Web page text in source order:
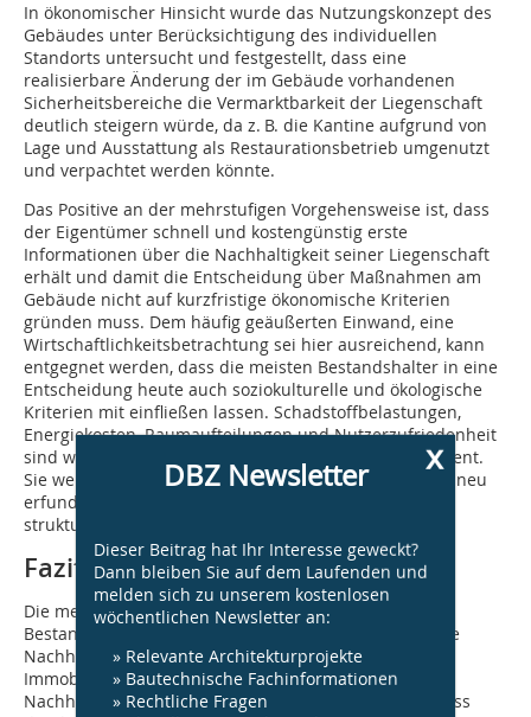
In ökonomischer Hinsicht wurde das Nutzungskonzept des
Gebäudes unter Berücksichtigung des individuellen
Standorts untersucht und festgestellt, dass eine
realisierbare Änderung der im Gebäude vorhandenen
Sicherheitsbereiche die Vermarktbarkeit der Liegenschaft
deutlich steigern würde, da z. B. die Kantine aufgrund von
Lage und Ausstattung als Restaurationsbetrieb umgenutzt
und verpachtet werden könnte.
Das Positive an der mehrstufigen Vorgehensweise ist, dass
der Eigentümer schnell und kostengünstig erste
Informationen über die Nachhaltigkeit seiner Liegenschaft
erhält und damit die Entscheidung über Maßnahmen am
Gebäude nicht auf kurzfristige ökonomische Kriterien
gründen muss. Dem häufig geäußer­ten Einwand, eine
Wirtschaftlichkeitsbetrachtung sei hier ausreichend, kann
entgegnet werden, dass die meisten Bestandshalter in eine
Entscheidung heute auch soziokulturelle und ökologische
Kriterien mit einfließen lassen. Schadstoffbelastungen,
Energiekosten, Raumaufteilungen und Nutzerzufriedenheit
sind wesentliche Indikatoren im Immobilienmanagement.
Sie werden durch den Nachhal­tigkeitsgedanken nicht neu
erfunden, sondern nur sinnvoll und übersichtlich
strukturiert.
Fazit
Die mehrstufige Vorgehensweise ermöglicht auch für
Bestandsimmobilien eine schnelle und kostengünstige
Nachhaltigkeitsanalyse. Auch bei größeren
Immobilienbeständen steht einer Bewertung der
Nachhaltigkeit nichts im Wege. Ein ideales System muss
x
DBZ Newsletter
Dieser Beitrag hat Ihr Interesse geweckt?
Dann bleiben Sie auf dem Laufenden und
melden sich zu unserem kostenlosen
wöchentlichen Newsletter an:
» Relevante Architekturprojekte
» Bautechnische Fachinformationen
» Rechtliche Fragen